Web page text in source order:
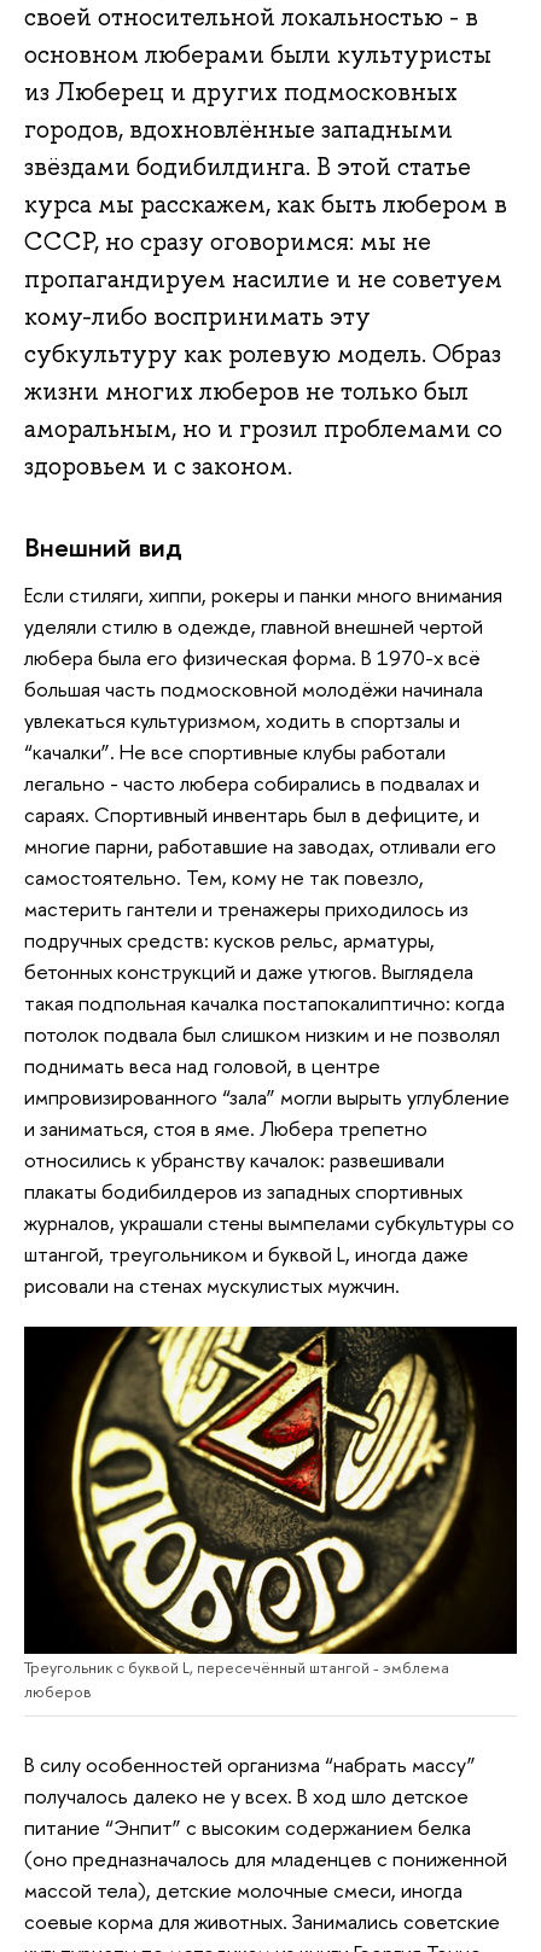
своей относительной локальностью - в
основном люберами были культуристы
из Люберец и других подмосковных
городов, вдохновлённые западными
звёздами бодибилдинга. В этой статье
курса мы расскажем, как быть любером в
СССР, но сразу оговоримся: мы не
пропагандируем насилие и не советуем
кому-либо воспринимать эту
субкультуру как ролевую модель. Образ
жизни многих люберов не только был
аморальным, но и грозил проблемами со
здоровьем и с законом.
Внешний вид
Если стиляги, хиппи, рокеры и панки много внимания
уделяли стилю в одежде, главной внешней чертой
любера была его физическая форма. В 1970-х всё
большая часть подмосковной молодёжи начинала
увлекаться культуризмом, ходить в спортзалы и
“качалки”. Не все спортивные клубы работали
легально - часто любера собирались в подвалах и
сараях. Спортивный инвентарь был в дефиците, и
многие парни, работавшие на заводах, отливали его
самостоятельно. Тем, кому не так повезло,
мастерить гантели и тренажеры приходилось из
подручных средств: кусков рельс, арматуры,
бетонных конструкций и даже утюгов. Выглядела
такая подпольная качалка постапокалиптично: когда
потолок подвала был слишком низким и не позволял
поднимать веса над головой, в центре
импровизированного “зала” могли вырыть углубление
и заниматься, стоя в яме. Любера трепетно
относились к убранству качалок: развешивали
плакаты бодибилдеров из западных спортивных
журналов, украшали стены вымпелами субкультуры со
штангой, треугольником и буквой L, иногда даже
рисовали на стенах мускулистых мужчин.
Треугольник с буквой L, пересечённый штангой - эмблема
люберов
В силу особенностей организма “набрать массу”
получалось далеко не у всех. В ход шло детское
питание “Энпит” с высоким содержанием белка
(оно предназначалось для младенцев с пониженной
массой тела), детские молочные смеси, иногда
соевые корма для животных. Занимались советские